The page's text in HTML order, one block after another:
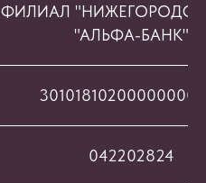
ФИЛИАЛ
"АЛЬФА-БАНК"
042202824